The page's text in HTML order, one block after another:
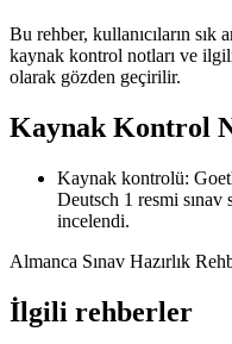
Bu rehber, kullanıcıların sık
kaynak kontrol notları ve
olarak gözden geçirilir.
Kaynak Kontrol
Kaynak kontrolü:
Deutsch 1 resmi sınav
incelendi.
Almanca Sınav Hazırlık
İlgili rehberler